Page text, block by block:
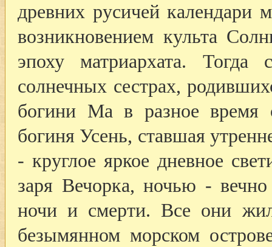
древних русичей календари
возникновением культа
эпоху матриархата. Тогда
солнечных сестрах,
богини Ма в разное время
богиня Усень, ставшая
- круглое яркое дневное
заря Вечорка, ночью -
ночи и смерти. Все они
безымянном морском